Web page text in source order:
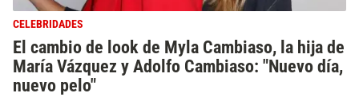
CELEBRIDADES
El cambio de look de Myla Cambiaso, la hija de
María Vázquez y Adolfo Cambiaso: "Nuevo día,
nuevo pelo"